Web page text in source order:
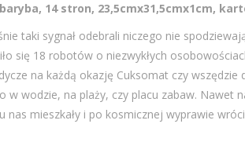
14 stron, 23,5cmx31,5cmx1cm,
taki sygnał odebrali niczego nie
się 18 robotów o niezwykłych
na każdą okazję Cuksomat czy wszędzie
w wodzie, na plaży, czy placu zabaw. Nawet
mieszkały i po kosmicznej wyprawie